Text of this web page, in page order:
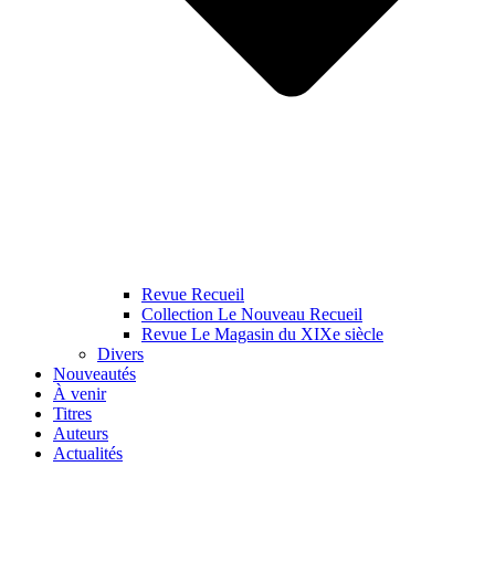
Revue Recueil
Collection Le Nouveau Recueil
Revue Le Magasin du XIXe siècle
Divers
Nouveautés
À venir
Titres
Auteurs
Actualités